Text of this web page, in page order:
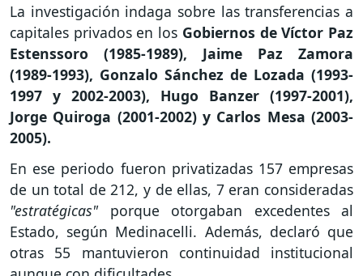
La investigación indaga sobre las transferencias a
capitales privados en los Gobiernos de Víctor Paz
Estenssoro (1985-1989), Jaime Paz Zamora
(1989-1993), Gonzalo Sánchez de Lozada (1993-
1997 y 2002-2003), Hugo Banzer (1997-2001),
Jorge Quiroga (2001-2002) y Carlos Mesa (2003-
2005).
En ese periodo fueron privatizadas 157 empresas
de un total de 212, y de ellas, 7 eran consideradas
"estratégicas" porque otorgaban excedentes al
Estado, según Medinacelli. Además, declaró que
otras 55 mantuvieron continuidad institucional